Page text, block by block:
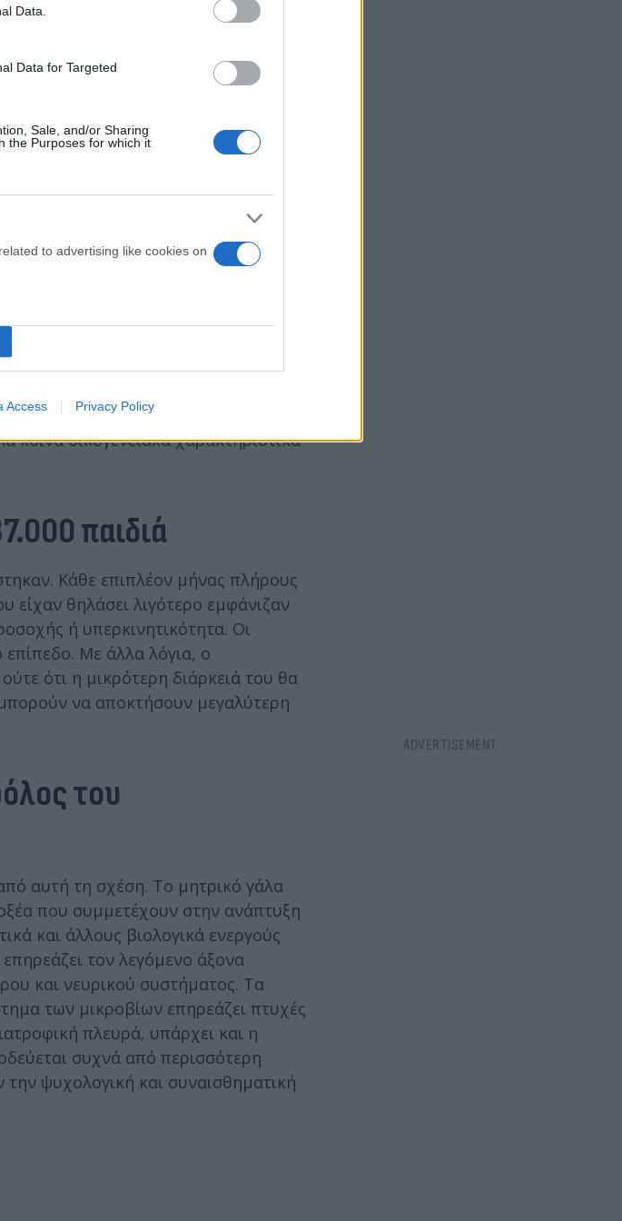
Data.
Data for Targeted
Sale, and/or Sharing
the Purposes for which it
to advertising like cookies on
Access Privacy Policy
σύγκριση. Προσπάθησαν να
π.χ. την ηλικία των γονέων, το
προδιάθεση για ΔΕΠΥ τόσο
άλλοι παράγοντες να
διαφορετική διάρκεια θηλασμού.
κοινά οικογενειακά χαρακτηριστικά
παιδιά
Κάθε επιπλέον μήνας πλήρους
θηλάσει λιγότερο εμφάνιζαν
ή υπερκινητικότητα. Οι
επίπεδο. Με άλλα λόγια, ο
ότι η μικρότερη διάρκειά του θα
να αποκτήσουν μεγαλύτερη
του
αυτή τη σχέση. Το μητρικό γάλα
που συμμετέχουν στην ανάπτυξη
και άλλους βιολογικά ενεργούς
τον λεγόμενο άξονα
και νευρικού συστήματος. Τα
των μικροβίων επηρεάζει πτυχές
πλευρά, υπάρχει και η
συχνά από περισσότερη
ψυχολογική και συναισθηματική